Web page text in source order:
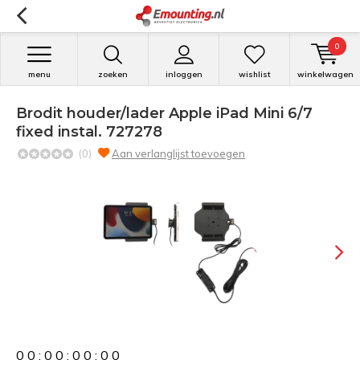
zoeken inloggen
menu wishlist winkelwagen
0
Brodit houder/lader Apple iPad Mini 6/7
fixed instal. 727278
(0) Aan verlanglijst toevoegen
0 0 : 0 0 : 0 0 : 0 0